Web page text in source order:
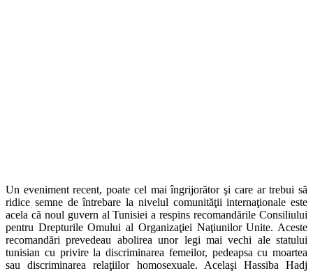
Un eveniment recent, poate cel mai îngrijorător şi care ar trebui să
ridice semne de întrebare la nivelul comunităţii internaţionale este
acela că noul guvern al Tunisiei a respins recomandările Consiliului
pentru Drepturile Omului al Organizaţiei Naţiunilor Unite. Aceste
recomandări prevedeau abolirea unor legi mai vechi ale statului
tunisian cu privire la discriminarea femeilor, pedeapsa cu moartea
sau discriminarea relaţiilor homosexuale. Acelaşi Hassiba Hadj